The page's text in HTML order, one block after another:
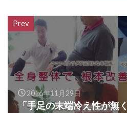
Prev
2016年11月29日
「手足の末端冷え性が無